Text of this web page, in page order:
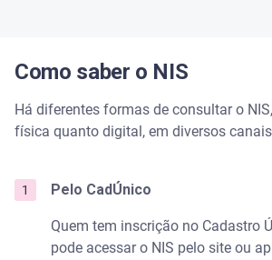
Como saber o NIS
Há diferentes formas de consultar o
física quanto digital, em diversos
Pelo CadÚnico
Quem tem inscrição no Cadastro
pode acessar o NIS pelo site ou